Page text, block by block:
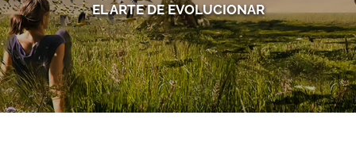
EL ARTE DE EVOLUCIONAR